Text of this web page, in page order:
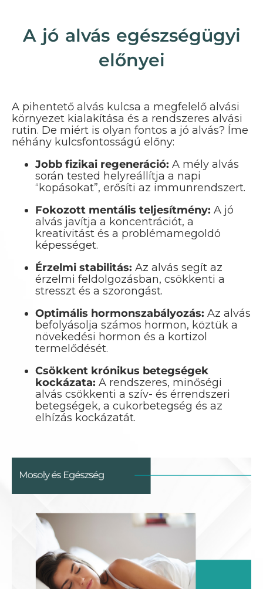
A jó alvás egészségügyi
előnyei
A pihentető alvás kulcsa a megfelelő alvási
környezet kialakítása és a rendszeres alvási
rutin. De miért is olyan fontos a jó alvás? Íme
néhány kulcsfontosságú előny:
Jobb fizikai regeneráció: A mély alvás
során tested helyreállítja a napi
“kopásokat”, erősíti az immunrendszert.
Fokozott mentális teljesítmény: A jó
alvás javítja a koncentrációt, a
kreativitást és a problémamegoldó
képességet.
Érzelmi stabilitás: Az alvás segít az
érzelmi feldolgozásban, csökkenti a
stresszt és a szorongást.
Optimális hormonszabályozás: Az alvás
befolyásolja számos hormon, köztük a
növekedési hormon és a kortizol
termelődését.
Csökkent krónikus betegségek
kockázata: A rendszeres, minőségi
alvás csökkenti a szív- és érrendszeri
betegségek, a cukorbetegség és az
elhízás kockázatát.